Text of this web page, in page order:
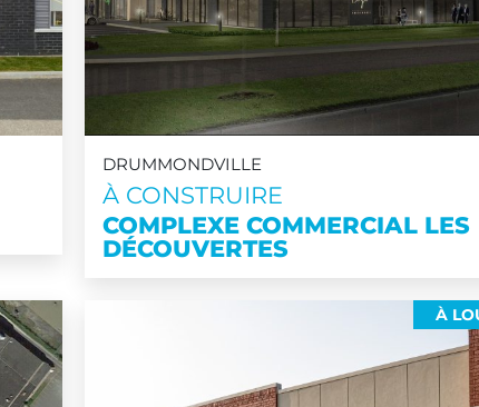
DRUMMONDVILLE
À CONSTRUIRE
COMPLEXE COMMERCIAL LES
DÉCOUVERTES